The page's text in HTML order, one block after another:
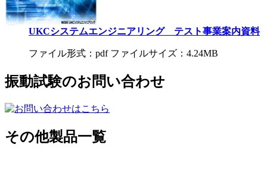
UKCシステムエンジニアリング テスト事業案内資料
ファイル形式：pdf ファイルサイズ：4.24MB
振動試験のお問い合わせ
その他製品一覧